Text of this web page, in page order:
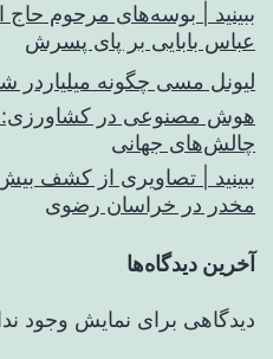
ببینید | بوسه‌های مرحوم حاج
عباس بابایی بر پای پسرش
لیونل مسی چگونه میلیاردر
هوش مصنوعی در کشاورزی:
چالش‌های جهانی
مخدر در خراسان رضوی
آخرین دیدگاه‌ها
دیدگاهی برای نمایش وجود